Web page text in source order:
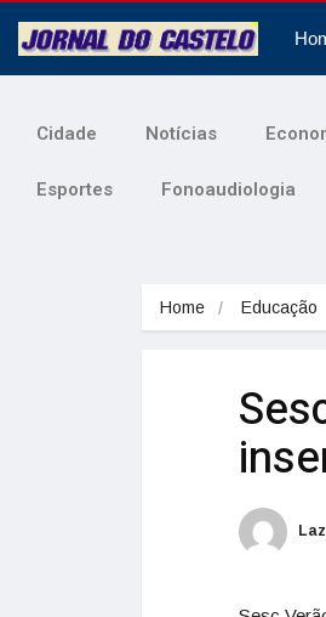
Cidade Notícias
Esportes Fonoaudiologia
Home Educação